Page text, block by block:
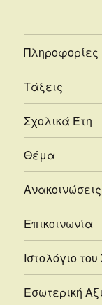
Πληροφορίες
Τάξεις
Σχολικά Έτη
Θέμα
Ανακοινώσεις
Επικοινωνία
Ιστολόγιο
Εσωτερική